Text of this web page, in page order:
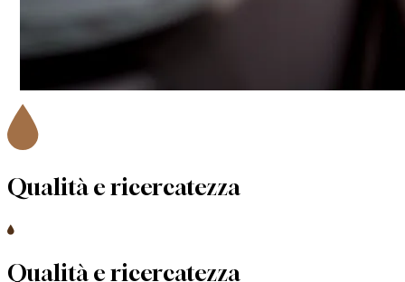
Qualità e ricercatezza
Qualità e ricercatezza